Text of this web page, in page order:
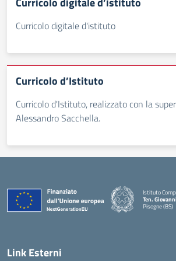
Curricolo digitale d'istituto
Curricolo d’Istituto
Curricolo d'Istituto, realizzato con la
Alessandro Sacchella.
Istituto
Ten.
Pisogne (BS)
— Visita la
Link Esterni